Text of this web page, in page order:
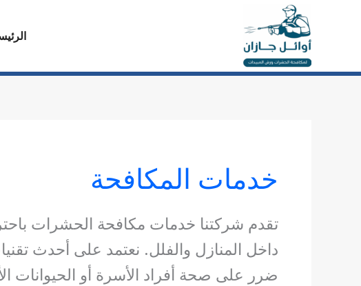
خدمات المكافحة
تقدم شركتنا خدمات مكافحة الحشرات
داخل المنازل والفلل. نعتمد على أحدث
ضرر على صحة أفراد الأسرة أو الحيوانات